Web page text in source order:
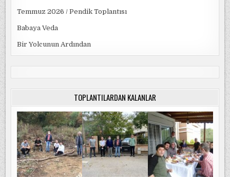
Temmuz 2026 / Pendik Toplantısı
Babaya Veda
Bir Yolcunun Ardından
TOPLANTILARDAN KALANLAR